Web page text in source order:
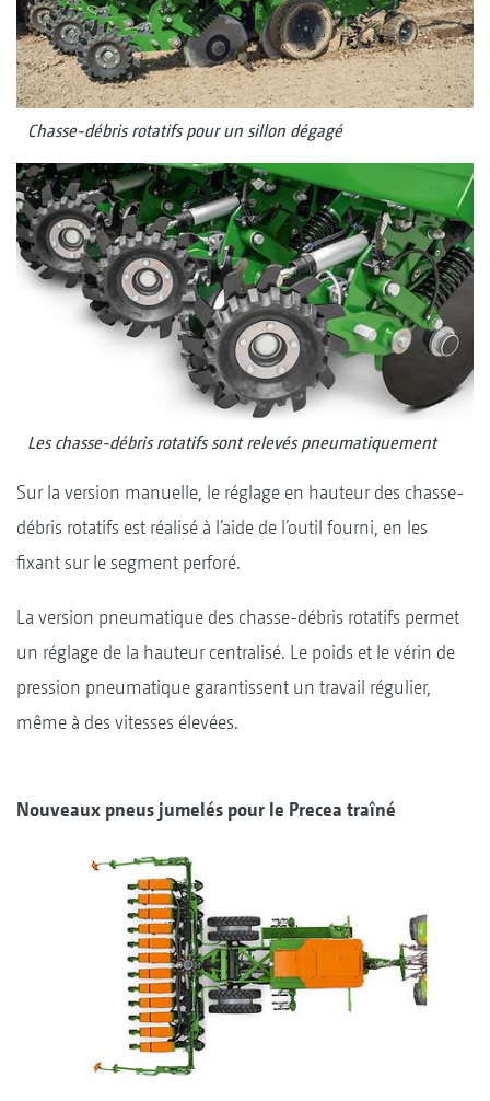
Chasse-débris rotatifs pour un sillon dégagé
Les chasse-débris rotatifs sont relevés pneumatiquement
Sur la version manuelle, le réglage en hauteur des chasse-
débris rotatifs est réalisé à l’aide de l’outil fourni, en les
fixant sur le segment perforé.
La version pneumatique des chasse-débris rotatifs permet
un réglage de la hauteur centralisé. Le poids et le vérin de
pression pneumatique garantissent un travail régulier,
même à des vitesses élevées.
Nouveaux pneus jumelés pour le Precea traîné